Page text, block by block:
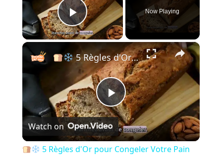
Play Video
Now Playing
×
P
l
5 Règles d'Or pour Congeler Votre Pain Comme un Pro !
Watch on
5 Règles d'Or pour Congeler Votre Pain